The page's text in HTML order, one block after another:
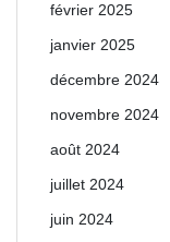
février 2025
janvier 2025
décembre 2024
novembre 2024
août 2024
juillet 2024
juin 2024